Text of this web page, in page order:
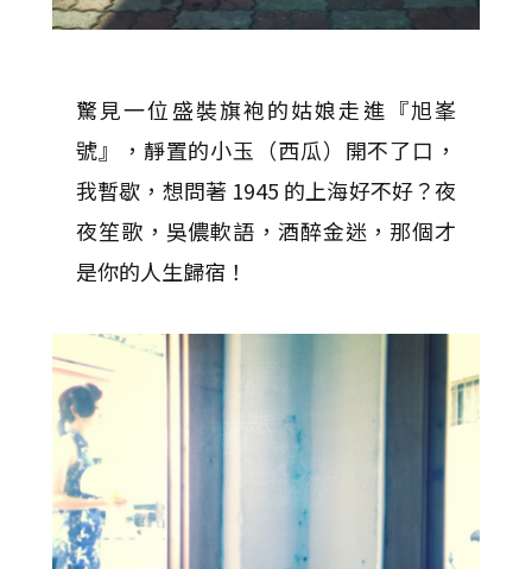
驚見一位盛裝旗袍的姑娘走進『旭峯
號』，靜置的小玉（西瓜）開不了口，
我暫歇，想問著 1945 的上海好不好？夜
夜笙歌，吳儂軟語，酒醉金迷，那個才
是你的人生歸宿！